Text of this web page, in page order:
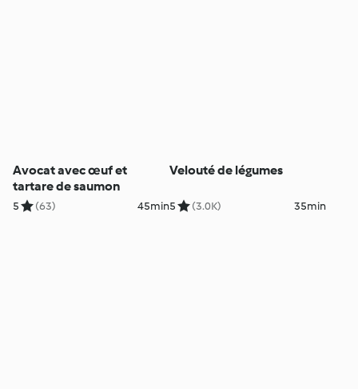
Avocat avec œuf et
tartare de saumon
5 (63) 45min
Velouté de légumes
5 (3.0K) 35min